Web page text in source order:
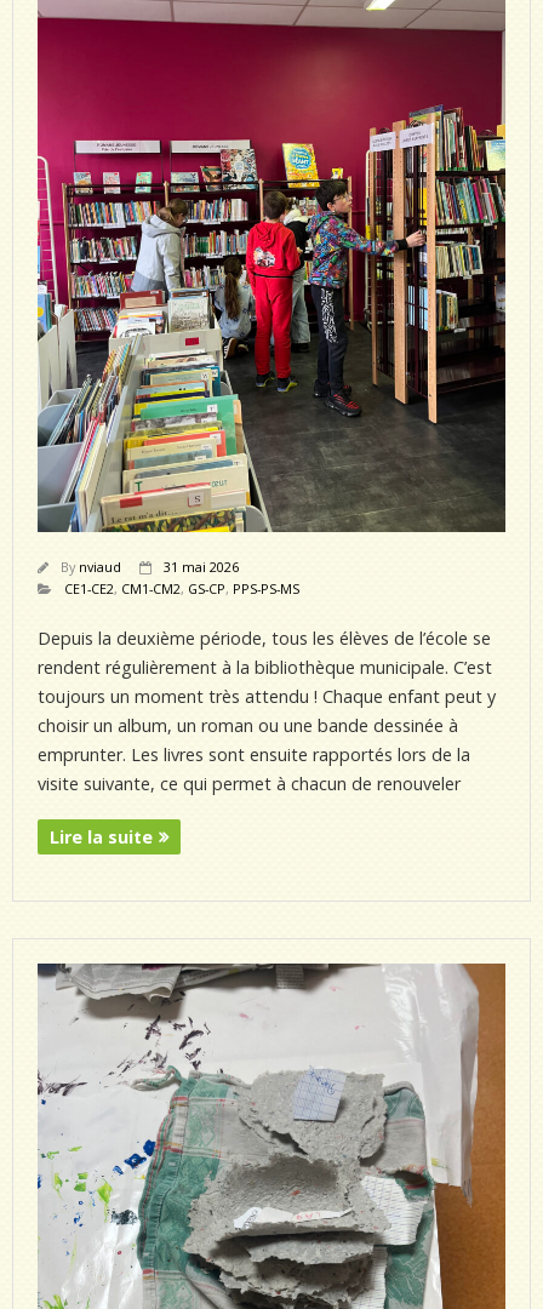
By nviaud
31 mai 2026
CE1-CE2, CM1-CM2, GS-CP, PPS-PS-MS
Depuis la deuxième période, tous les élèves de l’école se
rendent régulièrement à la bibliothèque municipale. C’est
toujours un moment très attendu ! Chaque enfant peut y
choisir un album, un roman ou une bande dessinée à
emprunter. Les livres sont ensuite rapportés lors de la
visite suivante, ce qui permet à chacun de renouveler
Lire la suite